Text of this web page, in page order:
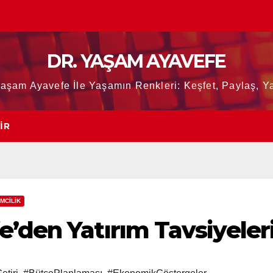
DR. YAŞAM AYAVEFE
Ayavefe İle Yaşamın Renkleri: Keşfet, Paylaş,
Yatırım